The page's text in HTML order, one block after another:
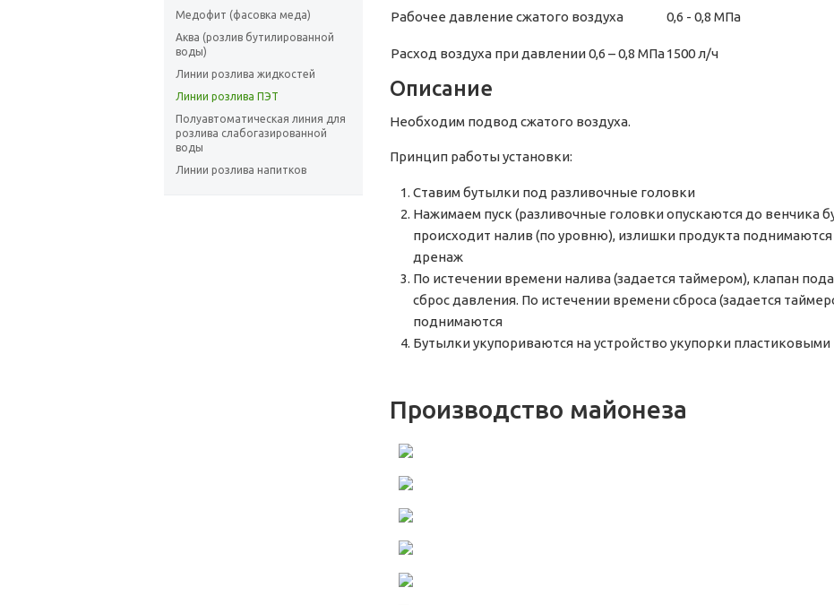
Медофит (фасовка меда)
Аква (розлив бутилированной
воды)
Линии розлива жидкостей
Линии розлива ПЭТ
Полуавтоматическая линия для
розлива слабогазированной
воды
Линии розлива напитков
Рабочее давление сжатого воздуха 0,6 - 0,8 МПа
Расход воздуха при давлении 0,6 – 0,8 МПа1500 л/ч
Описание
Необходим подвод сжатого воздуха.
Принцип работы установки:
Ставим бутылки под разливочные головки
Нажимаем пуск (разливочные головки опускаются до венчика
происходит налив (по уровню), излишки продукта поднимаются
дренаж
По истечении времени налива (задается таймером), клапан
сброс давления. По истечении времени сброса (задается
поднимаются
Бутылки укупориваются на устройство укупорки
Производство майонеза